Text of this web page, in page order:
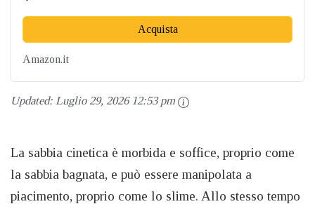
Acquista
Amazon.it
Updated: Luglio 29, 2026 12:53 pm
La sabbia cinetica è morbida e soffice, proprio come
la sabbia bagnata, e può essere manipolata a
piacimento, proprio come lo slime. Allo stesso tempo